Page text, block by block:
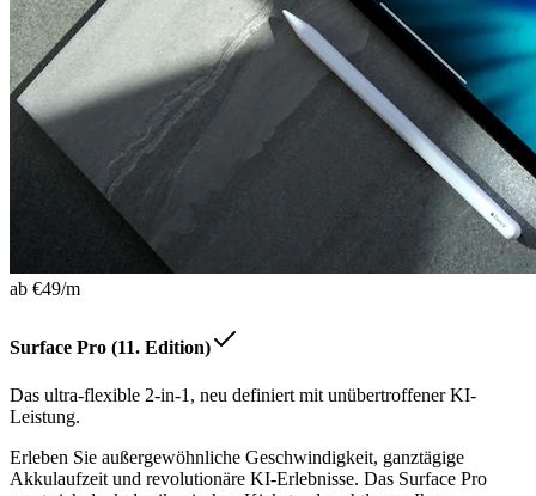
ab €49/m
Surface Pro (11. Edition)
Das ultra-flexible 2-in-1, neu definiert mit unübertroffener KI-
Leistung.
Erleben Sie außergewöhnliche Geschwindigkeit, ganztägige
Akkulaufzeit und revolutionäre KI-Erlebnisse. Das Surface Pro